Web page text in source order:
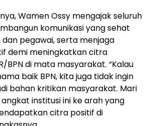
Wamen Ossy mengajak seluruh
komunikasi yang sehat
pegawai, serta menjaga
demi meningkatkan citra
BPN di mata masyarakat. “Kalau
baik BPN, kita juga tidak ingin
bahan kritikan masyarakat. Mari
institusi ini ke arah yang
citra positif di